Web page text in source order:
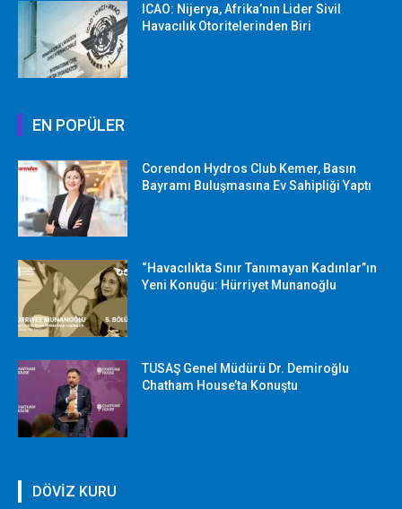
ICAO: Nijerya, Afrika’nın Lider Sivil
Havacılık Otoritelerinden Biri
EN POPÜLER
Corendon Hydros Club Kemer, Basın
Bayramı Buluşmasına Ev Sahipliği Yaptı
“Havacılıkta Sınır Tanımayan Kadınlar”ın
Yeni Konuğu: Hürriyet Munanoğlu
TUSAŞ Genel Müdürü Dr. Demiroğlu
Chatham House’ta Konuştu
DÖVİZ KURU